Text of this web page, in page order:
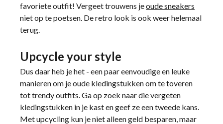
favoriete outfit! Vergeet trouwens jeoude sneakers
niet op te poetsen. De retro look is ook weer helemaal
terug.
Upcycle your style
Dus daar heb je het - een paar eenvoudige en leuke
manieren om je oude kledingstukken om te toveren
tot trendy outfits. Ga op zoek naar die vergeten
kledingstukken in je kast en geef ze een tweede kans.
Met upcycling kun je niet alleen geld besparen, maar